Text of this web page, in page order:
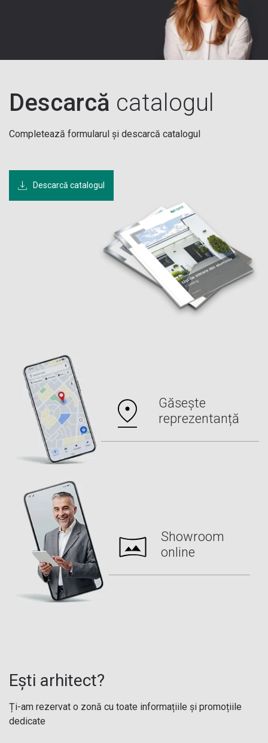
Descarcă catalogul
Completează formularul și descarcă catalogul
Descarcă catalogul
Găsește
reprezentanță
Showroom
online
Ești arhitect?
Ți-am rezervat o zonă cu toate informațiile și promoțiile
dedicate